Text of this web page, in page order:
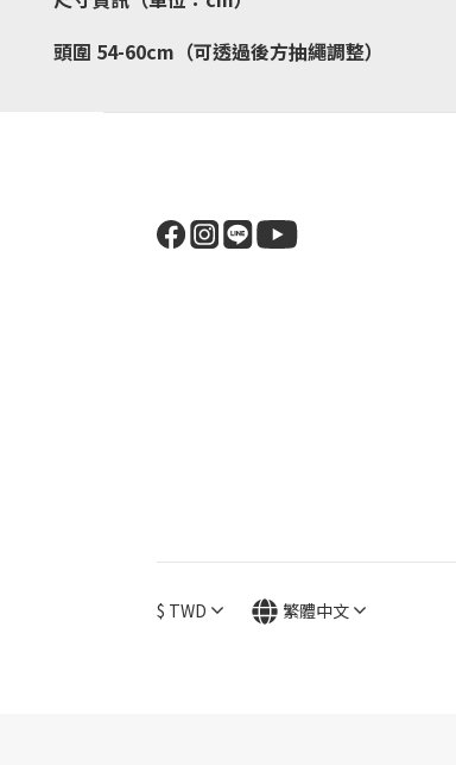
頭圍 54-60cm（可透過後方抽繩調整）
$ TWD 繁體中文